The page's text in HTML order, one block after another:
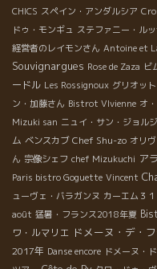
CHICS スペイン・アンダルシア
ドゥ・モンギュ ステファニー・ル
経営者のレイモンさん Antoine et
Souvignargues Rose de Zaza ビ
ードル Les Rossignoux グリオット
ン・加藤さん Bistrot VIvienne オ
Mizuki san ニュイ・サン・ジョル
ム ベンスカブ Chef Shu-zo オリ
ん 宗像シェフ chef Mizukuchi ア
Paris bistro Goguette Vincent
ューヴェ・バラガンヌ カーエム３１
août 猛暑・フランス2018年夏
ワ・ルマリエ ドメーヌ・デ・
2017年 Danse encore ドメーヌ・